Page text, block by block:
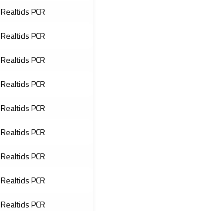
Realtids PCR
Realtids PCR
Realtids PCR
Realtids PCR
Realtids PCR
Realtids PCR
Realtids PCR
Realtids PCR
Realtids PCR